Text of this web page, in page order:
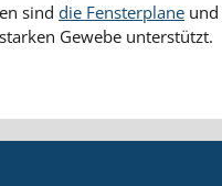
sind die Fensterplane und
Gewebe unterstützt.